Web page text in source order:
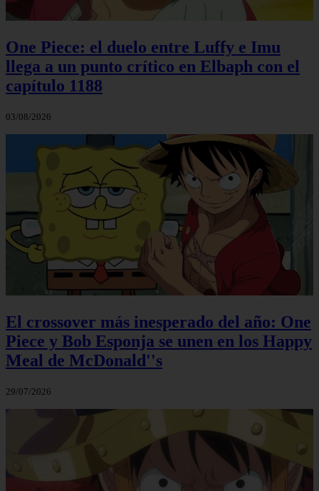
One Piece: el duelo entre Luffy e Imu
llega a un punto crítico en Elbaph con el
capítulo 1188
03/08/2026
El crossover más inesperado del año: One
Piece y Bob Esponja se unen en los Happy
Meal de McDonald''s
29/07/2026